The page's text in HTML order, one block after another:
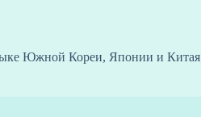
Южной Кореи, Японии и Китая